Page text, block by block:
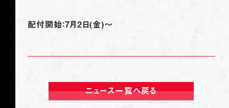
配付開始：7月2日(金)～
ニュース一覧へ戻る